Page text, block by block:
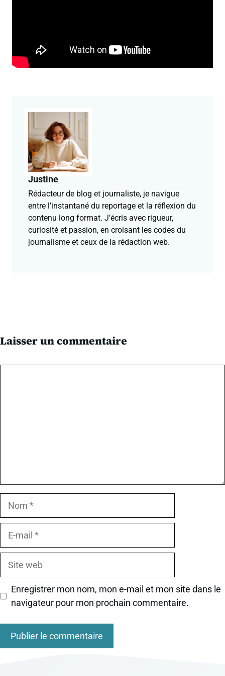
Justine
Rédacteur de blog et journaliste, je navigue
entre l’instantané du reportage et la réflexion du
contenu long format. J’écris avec rigueur,
curiosité et passion, en croisant les codes du
journalisme et ceux de la rédaction web.
Laisser un commentaire
Nom
Site
Enregistrer mon nom, mon e-mail et mon site dans le
navigateur pour mon prochain commentaire.